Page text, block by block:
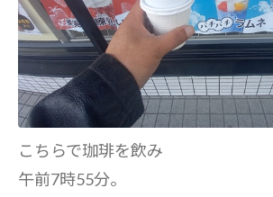
こちらで珈琲を飲み
午前7時55分。